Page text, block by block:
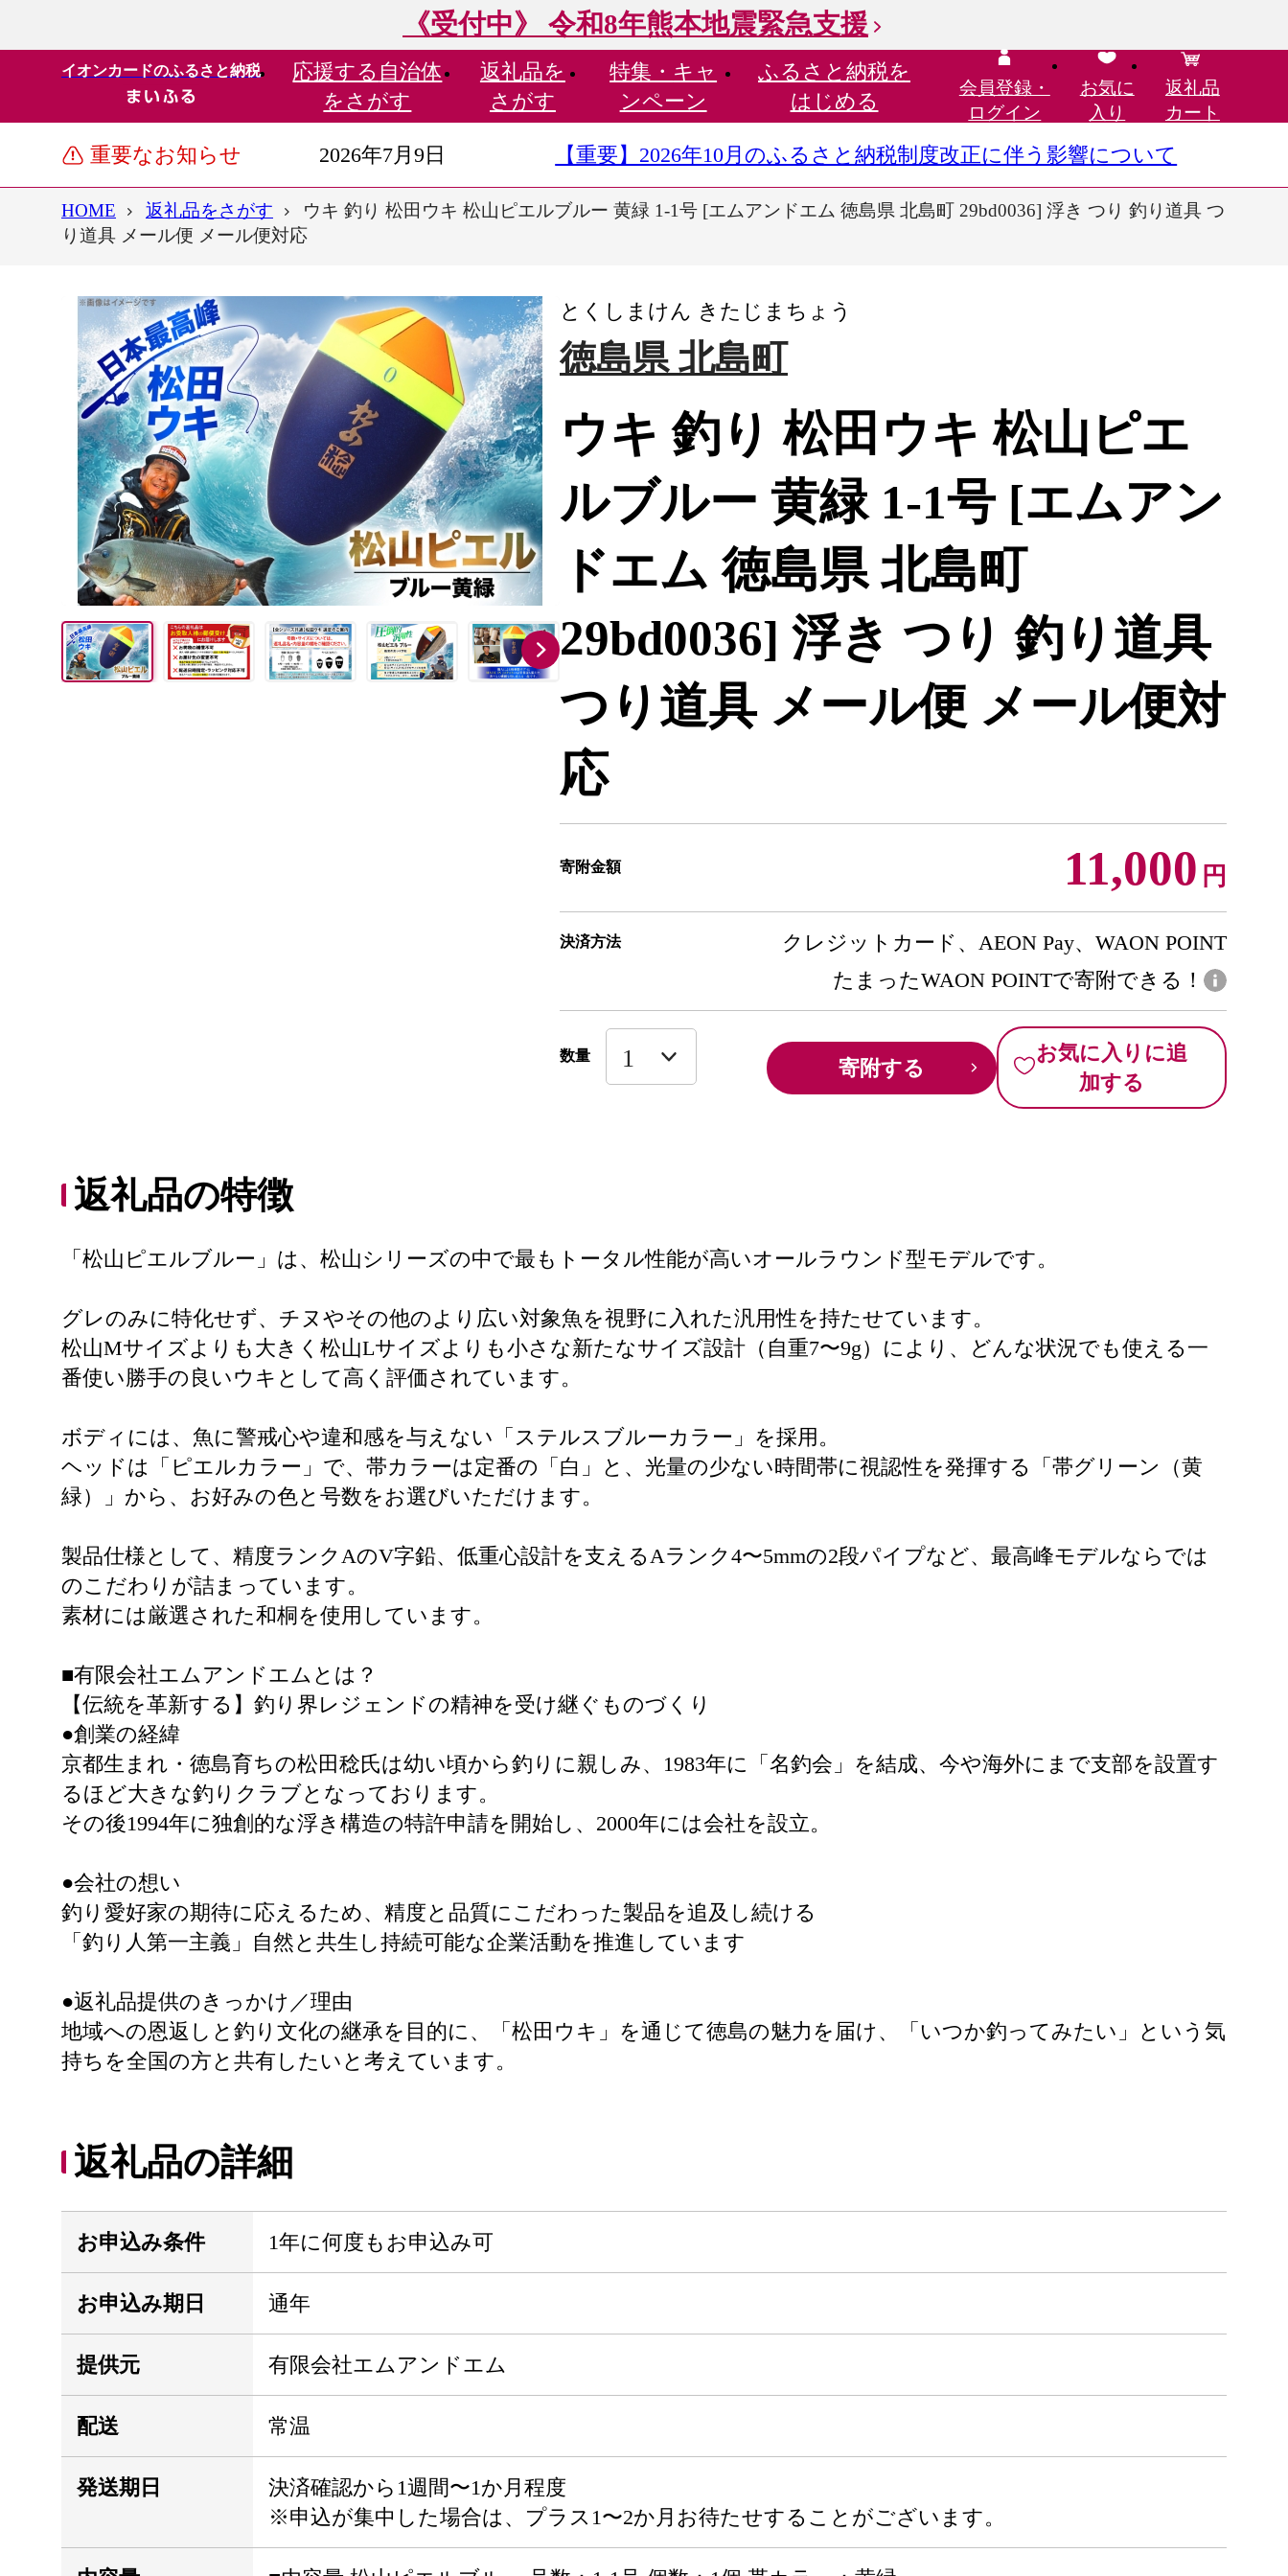
《受付中》 令和8年熊本地震緊急支援
イオンカードのふるさと納税 応援する 自治体
をさがす
返礼品を
さがす
特集・ キャ
ンペーン
ふるさと納税を
はじめる
会員登録・
ログイン
お気に
入り
返礼品
カート
重要なお知らせ 2026年7月9日 【重要】2026年10月のふるさと納税制度改正に伴う影響について
HOME 返礼品をさがす
ウキ 釣り 松田ウキ 松山ピエルブルー 黄緑 1-1号 [エムアンドエム 徳島県 北島町 29bd0036] 浮き つり 釣り道具 つ
り道具 メール便 メール便対応
とくしまけん きたじまちょう
徳島県 北島町
ウキ 釣り 松田ウキ 松山ピエ
ルブルー 黄緑 1-1号 [エムアン
ドエム 徳島県 北島町
29bd0036] 浮き つり 釣り道具
つり道具 メール便 メール便対
応
寄附金額 11,000 円
決済方法
クレジットカード、AEON Pay、WAON POINT
たまったWAON POINTで寄附できる！
数量 寄附する
お気に入りに追
加する
返礼品の特徴
「松山ピエルブルー」は、松山シリーズの中で最もトータル性能が高いオールラウンド型モデルです。
グレのみに特化せず、チヌやその他のより広い対象魚を視野に入れた汎用性を持たせています。
松山Mサイズよりも大きく松山Lサイズよりも小さな新たなサイズ設計（自重7〜9g）により、どんな状況でも使える一
番使い勝手の良いウキとして高く評価されています。
ボディには、魚に警戒心や違和感を与えない「ステルスブルーカラー」を採用。
ヘッドは「ピエルカラー」で、帯カラーは定番の「白」と、光量の少ない時間帯に視認性を発揮する「帯グリーン（黄
緑）」から、お好みの色と号数をお選びいただけます。
製品仕様として、精度ランクAのV字鉛、低重心設計を支えるAランク4〜5mmの2段パイプなど、最高峰モデルならでは
のこだわりが詰まっています。
素材には厳選された和桐を使用しています。
■有限会社エムアンドエムとは？
【伝統を革新する】釣り界レジェンドの精神を受け継ぐものづくり
●創業の経緯
京都生まれ・徳島育ちの松田稔氏は幼い頃から釣りに親しみ、1983年に「名釣会」を結成、今や海外にまで支部を設置す
るほど大きな釣りクラブとなっております。
その後1994年に独創的な浮き構造の特許申請を開始し、2000年には会社を設立。
●会社の想い
釣り愛好家の期待に応えるため、精度と品質にこだわった製品を追及し続ける
「釣り人第一主義」自然と共生し持続可能な企業活動を推進しています
●返礼品提供のきっかけ／理由
地域への恩返しと釣り文化の継承を目的に、「松田ウキ」を通じて徳島の魅力を届け、「いつか釣ってみたい」という気
持ちを全国の方と共有したいと考えています。
返礼品の詳細
お申込み条件 1年に何度もお申込み可
お申込み期日 通年
提供元 有限会社エムアンドエム
配送 常温
発送期日
決済確認から1週間〜1か月程度
※申込が集中した場合は、プラス1〜2か月お待たせすることがございます。